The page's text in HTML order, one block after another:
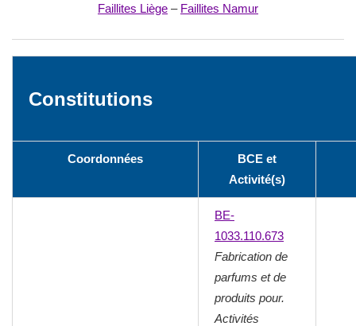
Faillites Liège – Faillites Namur
Constitutions
Coordonnées
BCE et
Activité(s)
BE-
1033.110.673
Fabrication de
parfums et de
produits pour.
Activités